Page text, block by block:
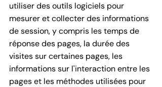
utiliser des outils logiciels pour
mesurer et collecter des informations
de session, y compris les temps de
réponse des pages, la durée des
visites sur certaines pages, les
informations sur l'interaction entre les
pages et les méthodes utilisées pour